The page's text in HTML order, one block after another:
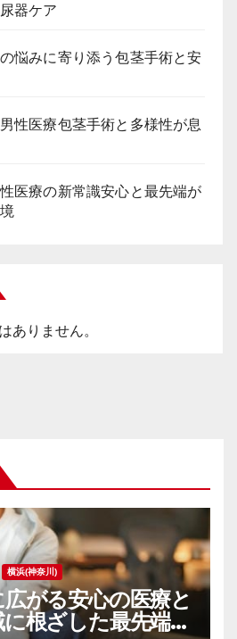
器ケア
悩みに寄り添う包茎手術と安
性医療包茎手術と多様性が息
医療の新常識安心と最先端が
ありません。
横浜(神奈川)
がる安心の医療と
根ざした最先端サ